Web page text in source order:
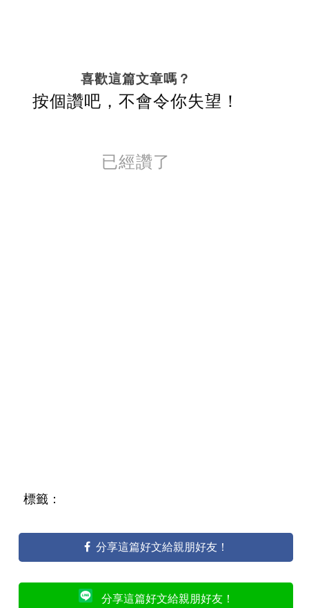
喜歡這篇文章嗎？
按個讚吧，不會令你失望！
已經讚了
標籤：
分享這篇好文給親朋好友！
分享這篇好文給親朋好友！